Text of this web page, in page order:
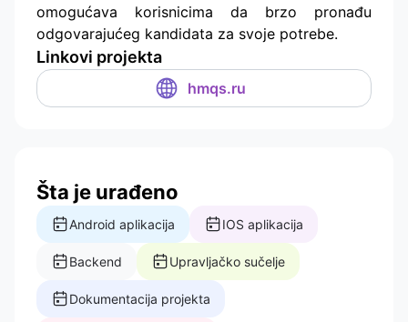
omogućava korisnicima da brzo pronađu
odgovarajućeg kandidata za svoje potrebe.
Linkovi projekta
hmqs.ru
Šta je urađeno
Android aplikacija IOS aplikacija
Backend Upravljačko sučelje
Dokumentacija projekta